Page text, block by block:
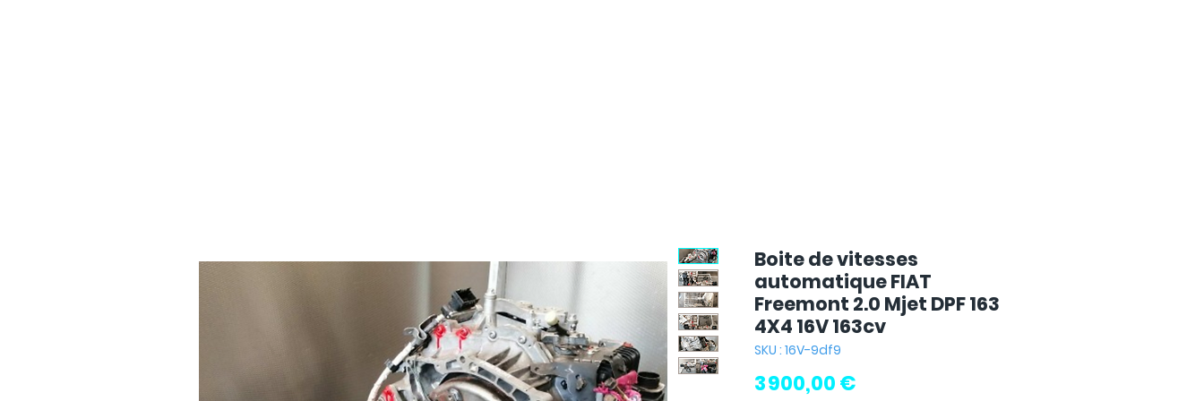
Boite de vitesses
automatique FIAT
Freemont 2.0 Mjet DPF 163
4X4 16V 163cv
SKU : 16V-9df9
3 900,00 €